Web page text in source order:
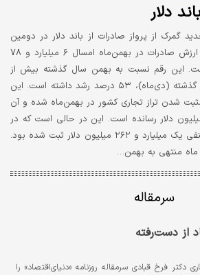
دلا‌ر
گمرک از پرواز صادرات از باند دلار در دومین
ماه زمستان حکایت دارد. ارزش صادرات در بهمن‌ماه امسال ۶ میلیارد و ۷۸
این رقم نسبت به بهمن سال گذشته بیش از
۸۶ درصد و نسبت به ماه گذشته (دی‌ماه)، ۵۳ درصد رشد داشته است. این
شدن تراز تجاری کشور در بهمن‌ماه شده و آن
به یک میلیارد و ۲۲۶ میلیون دلار رسانده است. این در حالی است که در
دی‌ماه تراز تجاری کشور منفی یک میلیارد و ۲۶۲ میلیون دلار ثبت شده بود.
سرمقاله
از دست‌رفته
سال جاری دکتر فرخ قبادی سرمقاله روزنامه «دنیای‌اقتصاد» را